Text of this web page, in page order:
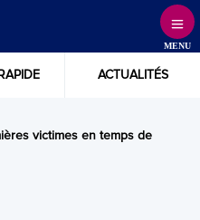
MENU
ACTUALITÉS
victimes en temps de